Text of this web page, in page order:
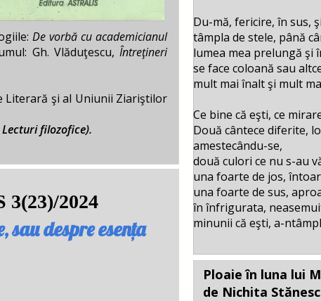
Du-mă, fericire, în sus,
tâmpla de stele, până
lumea mea prelungă şi
se face coloană sau
mult mai înalt şi mult
Ce bine că eşti, ce
Două cântece diferite,
amestecându-se,
două culori ce nu s-au
una foarte de jos,
una foarte de sus,
în înfrigurata,
minunii că eşti, a-
De vorbă cu academicianul
Gh. Vlăduţescu,Întreţineri
Literară şi al Uniunii Ziariştilor
filozofice).
2024
despre esența
Ploaie în luna lui
de Nichita